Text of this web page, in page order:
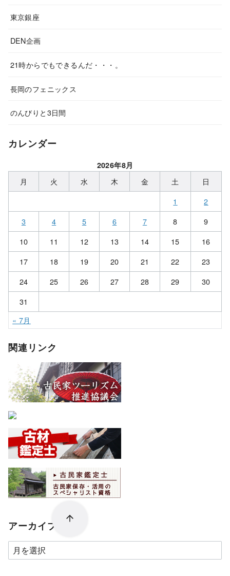
東京銀座
DEN企画
21時からでもできるんだ・・・。
長岡のフェニックス
のんびりと3日間
カレンダー
2026年8月
月 火 水 木 金 土
日
1
2
3
4 5 6 7 8
9
10
11 12 13 14 15
16
17
18 19 20 21 22
23
24
25 26 27 28 29
30
31
« 7月
関連リンク
アーカイブ
ア
ー